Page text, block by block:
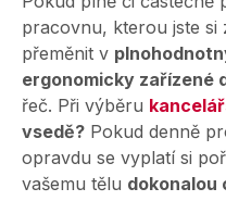
pracovnu, kterou jste si
přeměnit v
ergonomicky zařízené
řeč. Při výběru
vsedě? Pokud denně
opravdu se vyplatí si
vašemu tělu dokonalou